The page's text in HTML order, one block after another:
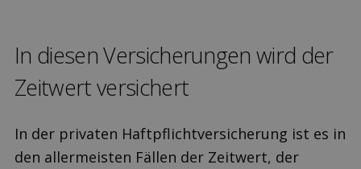
In diesen Versicher­ungen wird der
Zeitwert ver­sichert
In der privaten Haftpflichtversicherung ist es in
den allermeisten Fällen der Zeitwert, der